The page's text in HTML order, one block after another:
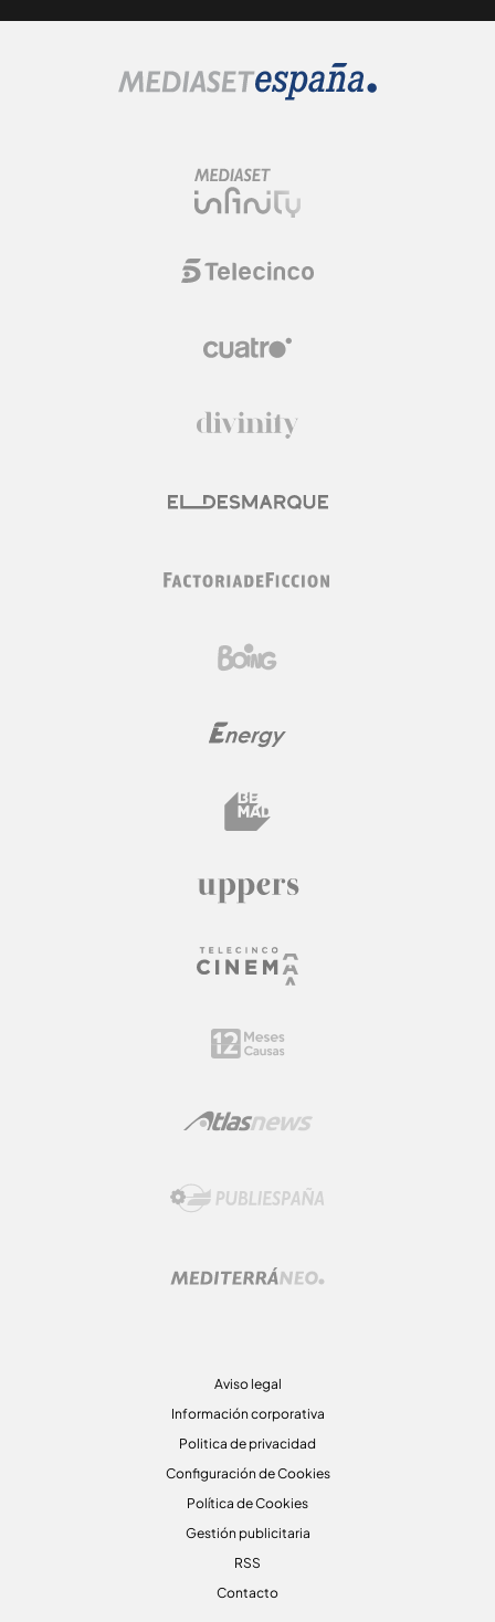
Aviso legal
Información corporativa
Politica de privacidad
Configuración de Cookies
Política de Cookies
Gestión publicitaria
RSS
Contacto